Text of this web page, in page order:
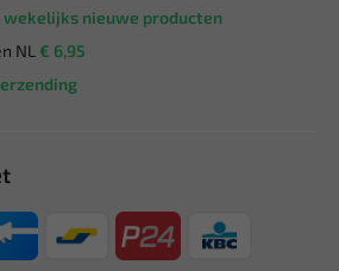
wekelijks nieuwe producten
NL € 6,95